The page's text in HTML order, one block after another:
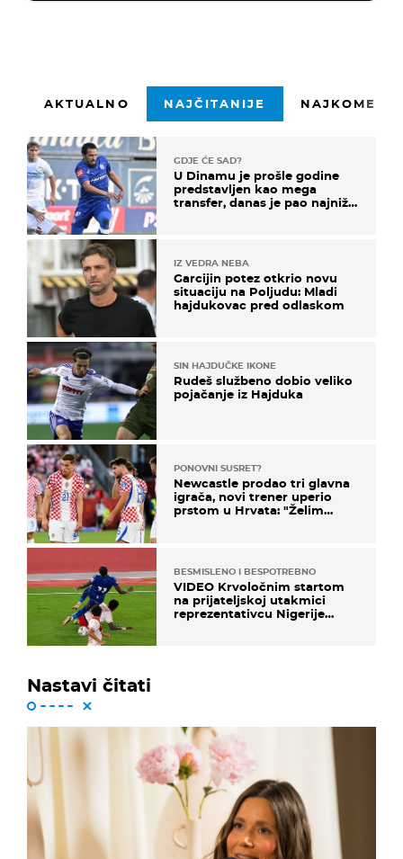
AKTUALNO NAJČITANIJE
GDJE ĆE SAD?
U Dinamu je prošle godine
predstavljen kao mega
transfer, danas je pao najniže
IZ VEDRA NEBA
Garcijin potez otkrio novu
situaciju na Poljudu: Mladi
hajdukovac pred odlaskom
SIN HAJDUČKE IKONE
Rudeš službeno dobio veliko
pojačanje iz Hajduka
PONOVNI SUSRET?
Newcastle prodao tri glavna
igrača, novi trener uperio
prstom u Hrvata: "Želim
BESMISLENO I BESPOTREBNO
VIDEO Krvoločnim startom
na prijateljskoj utakmici
reprezentativcu Nigerije
Nastavi čitati